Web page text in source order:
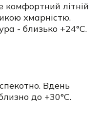
комфортний літній
хмарністю.
- близько +24°C.
Вдень
до +30°C.